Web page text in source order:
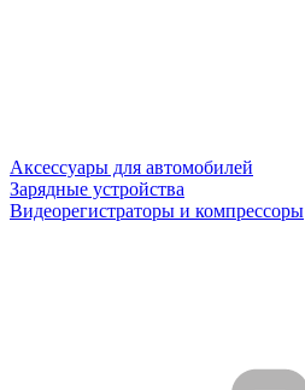
Аксессуары для автомобилей
Зарядные устройства
Видеорегистраторы и компрессоры